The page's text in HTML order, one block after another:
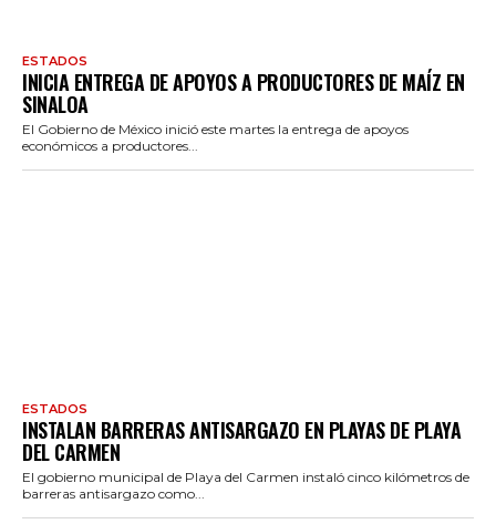
ESTADOS
INICIA ENTREGA DE APOYOS A PRODUCTORES DE MAÍZ EN
SINALOA
El Gobierno de México inició este martes la entrega de apoyos
económicos a productores...
ESTADOS
INSTALAN BARRERAS ANTISARGAZO EN PLAYAS DE PLAYA
DEL CARMEN
El gobierno municipal de Playa del Carmen instaló cinco kilómetros de
barreras antisargazo como...